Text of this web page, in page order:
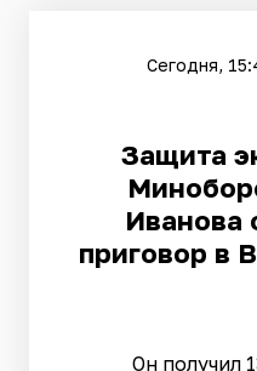
Сегодня,
Защита
Иванова
приговор в
Он получил